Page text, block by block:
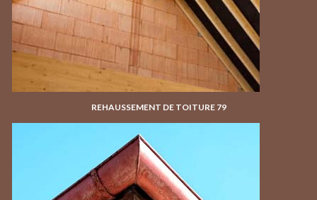
REHAUSSEMENT DE TOITURE 79